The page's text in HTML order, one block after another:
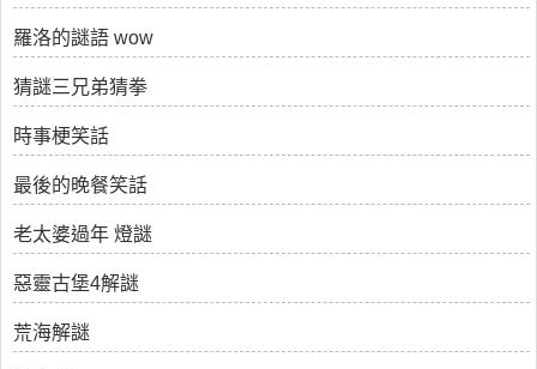
羅洛的謎語 wow
猜謎三兄弟猜拳
時事梗笑話
最後的晚餐笑話
老太婆過年 燈謎
惡靈古堡4解謎
荒海解謎